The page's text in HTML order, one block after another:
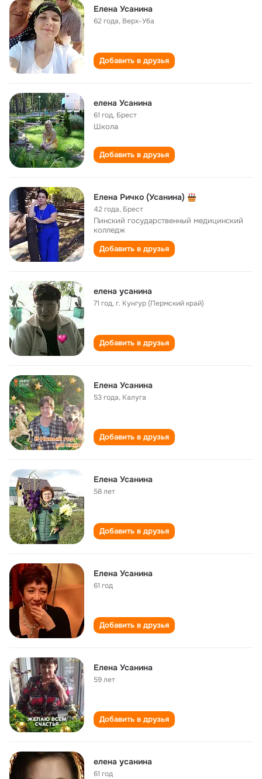
Елена Усанина
62 года, Верх-Уба
Добавить в друзья
елена Усанина
61 год, Брест
Школа
Добавить в друзья
Елена Ричко (Усанина)
42 года, Брест
Пинский государственный медицинский
колледж
Добавить в друзья
елена усанина
71 год,г. Кунгур (Пермский край)
Добавить в друзья
Елена Усанина
53 года, Калуга
Добавить в друзья
Елена Усанина
58 лет
Добавить в друзья
Елена Усанина
61 год
Добавить в друзья
Елена Усанина
59 лет
Добавить в друзья
елена усанина
61 год